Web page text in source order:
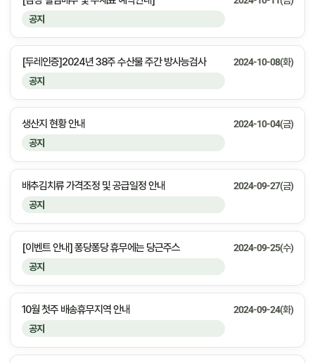
공지
공지
[두레인증]2024년 38주 수산물 주간 방사능검사 2024-10-08(화)
공지
생산지 현황 안내 2024-10-04(금)
공지
배추김치류 가격조정 및 공급일정 안내 2024-09-27(금)
공지
[이벤트 안내] 퐁당퐁당 휴무에는 당근주스 2024-09-25(수)
공지
10월 첫주 배송휴무지역 안내 2024-09-24(화)